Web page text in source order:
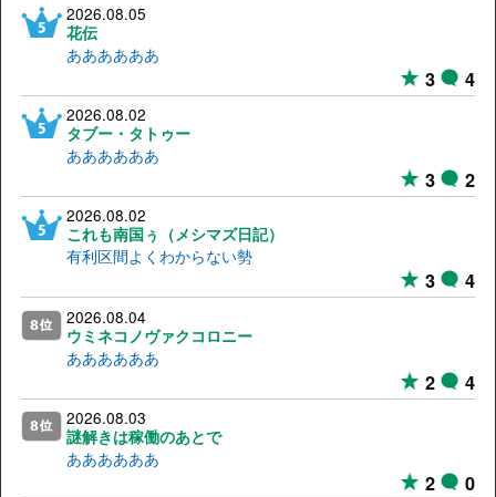
2026.08.05
花伝
ああああああ
3 4
2026.08.02
タブー・タトゥー
ああああああ
3 2
2026.08.02
これも南国ぅ（メシマズ日記）
有利区間よくわからない勢
3 4
2026.08.04
ウミネコノヴァクコロニー
ああああああ
2 4
2026.08.03
謎解きは稼働のあとで
ああああああ
2 0